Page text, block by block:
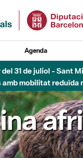
Agenda
31 de juliol - Sant
mobilitat